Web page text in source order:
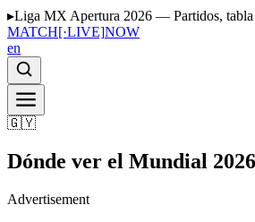
▸Liga MX Apertura 2026 — Partidos, tabla
MATCH[·LIVE]NOW
en
🇬🇾
Dónde ver el Mundial
Advertisement